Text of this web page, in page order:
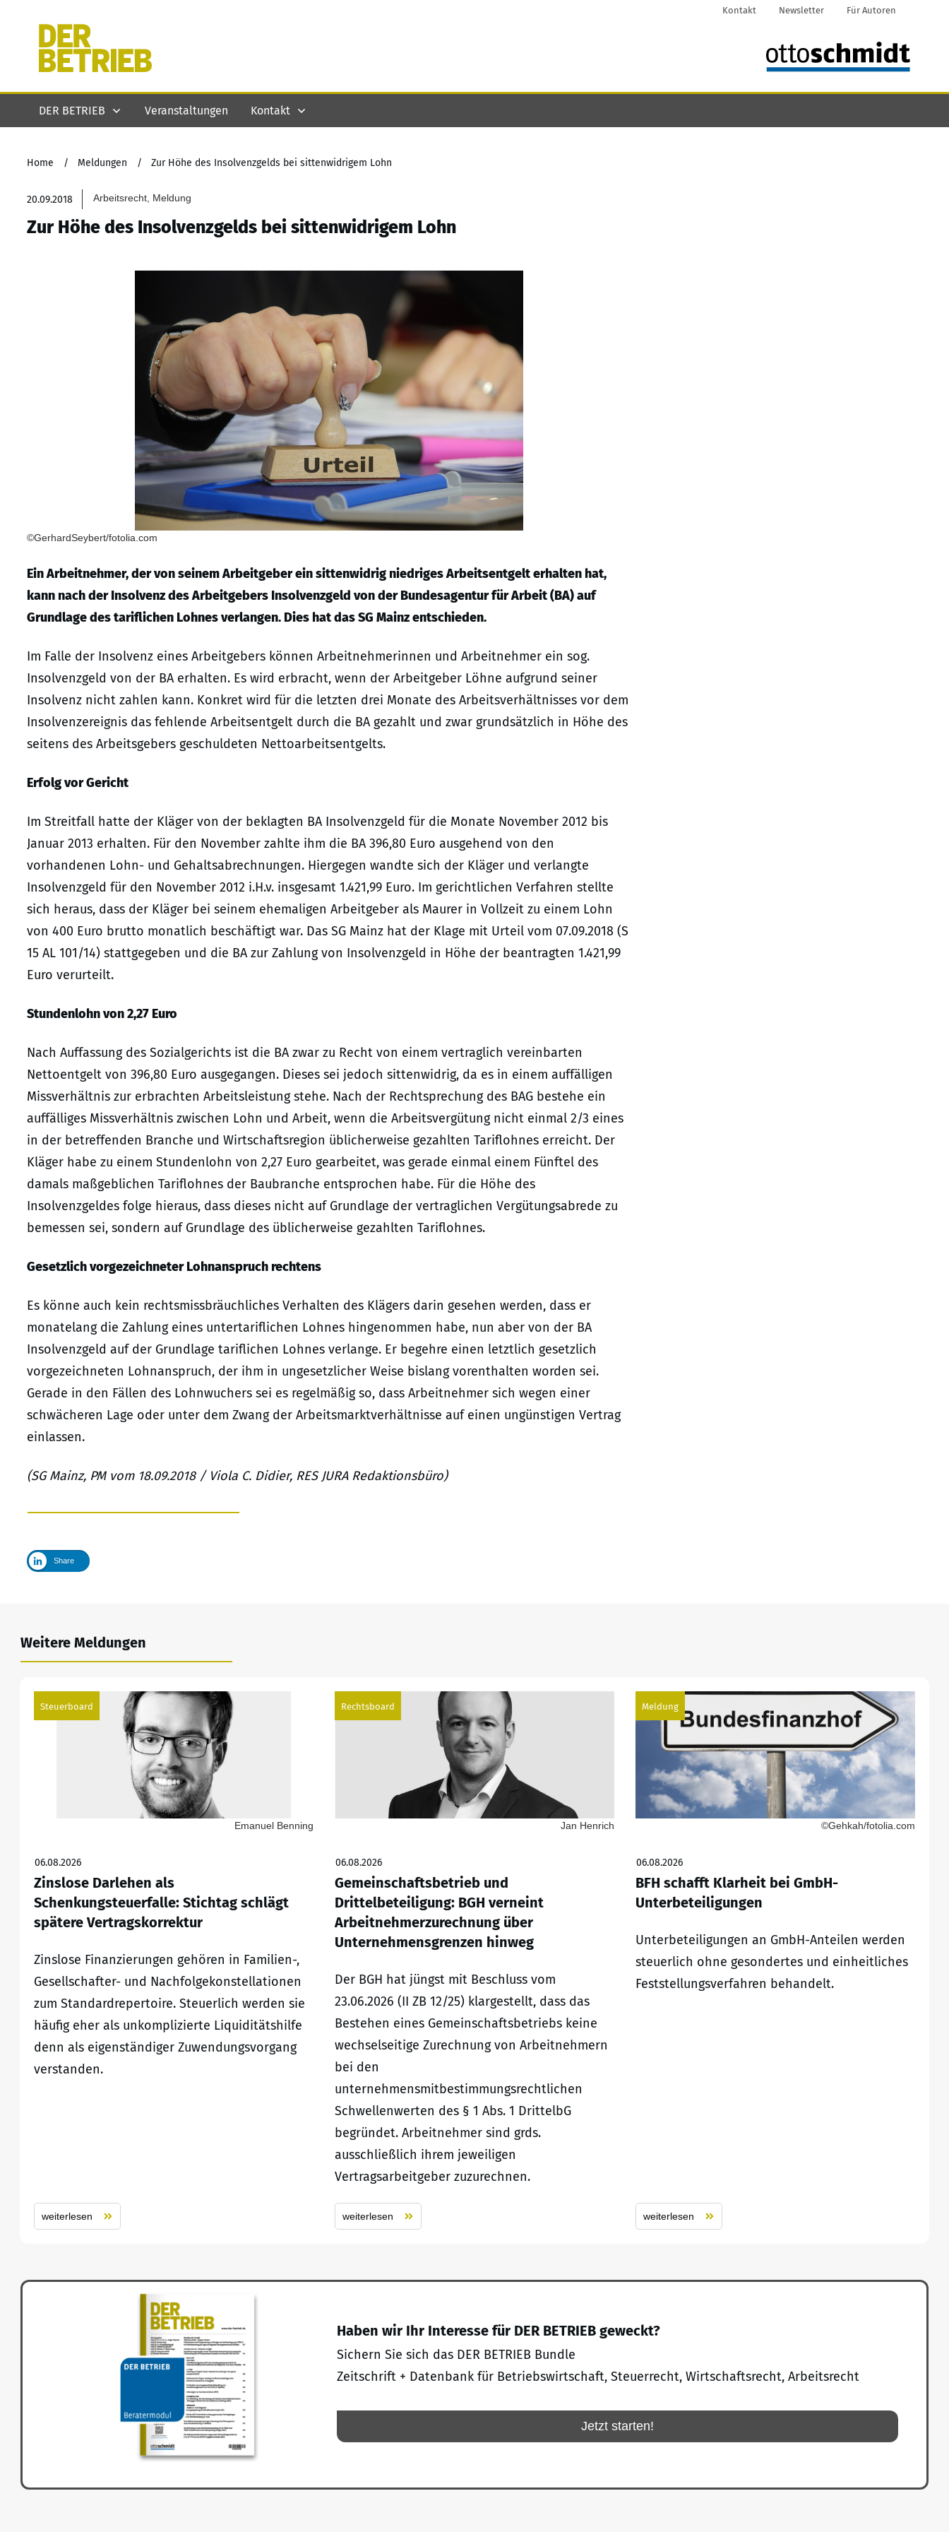
Kontakt Newsletter Für Autoren
DER BETRIEB Veranstaltungen Kontakt
Home / Meldungen / Zur Höhe des Insolvenzgelds bei sittenwidrigem Lohn
20.09.2018 Arbeitsrecht, Meldung
Zur Höhe des Insolvenzgelds bei sittenwidrigem Lohn
©GerhardSeybert/fotolia.com
Ein Arbeitnehmer, der von seinem Arbeitgeber ein sittenwidrig niedriges Arbeitsentgelt erhalten hat,
kann nach der Insolvenz des Arbeitgebers Insolvenzgeld von der Bundesagentur für Arbeit (BA) auf
Grundlage des tariflichen Lohnes verlangen. Dies hat das SG Mainz entschieden.
Im Falle der Insolvenz eines Arbeitgebers können Arbeitnehmerinnen und Arbeitnehmer ein sog.
Insolvenzgeld von der BA erhalten. Es wird erbracht, wenn der Arbeitgeber Löhne aufgrund seiner
Insolvenz nicht zahlen kann. Konkret wird für die letzten drei Monate des Arbeitsverhältnisses vor dem
Insolvenzereignis das fehlende Arbeitsentgelt durch die BA gezahlt und zwar grundsätzlich in Höhe des
seitens des Arbeitsgebers geschuldeten Nettoarbeitsentgelts.
Erfolg vor Gericht
Im Streitfall hatte der Kläger von der beklagten BA Insolvenzgeld für die Monate November 2012 bis
Januar 2013 erhalten. Für den November zahlte ihm die BA 396,80 Euro ausgehend von den
vorhandenen Lohn- und Gehaltsabrechnungen. Hiergegen wandte sich der Kläger und verlangte
Insolvenzgeld für den November 2012 i.H.v. insgesamt 1.421,99 Euro. Im gerichtlichen Verfahren stellte
sich heraus, dass der Kläger bei seinem ehemaligen Arbeitgeber als Maurer in Vollzeit zu einem Lohn
von 400 Euro brutto monatlich beschäftigt war. Das SG Mainz hat der Klage mit Urteil vom 07.09.2018 (S
15 AL 101/14) stattgegeben und die BA zur Zahlung von Insolvenzgeld in Höhe der beantragten 1.421,99
Euro verurteilt.
Stundenlohn von 2,27 Euro
Nach Auffassung des Sozialgerichts ist die BA zwar zu Recht von einem vertraglich vereinbarten
Nettoentgelt von 396,80 Euro ausgegangen. Dieses sei jedoch sittenwidrig, da es in einem auffälligen
Missverhältnis zur erbrachten Arbeitsleistung stehe. Nach der Rechtsprechung des BAG bestehe ein
auffälliges Missverhältnis zwischen Lohn und Arbeit, wenn die Arbeitsvergütung nicht einmal 2/3 eines
in der betreffenden Branche und Wirtschaftsregion üblicherweise gezahlten Tariflohnes erreicht. Der
Kläger habe zu einem Stundenlohn von 2,27 Euro gearbeitet, was gerade einmal einem Fünftel des
damals maßgeblichen Tariflohnes der Baubranche entsprochen habe. Für die Höhe des
Insolvenzgeldes folge hieraus, dass dieses nicht auf Grundlage der vertraglichen Vergütungsabrede zu
bemessen sei, sondern auf Grundlage des üblicherweise gezahlten Tariflohnes.
Gesetzlich vorgezeichneter Lohnanspruch rechtens
Es könne auch kein rechtsmissbräuchliches Verhalten des Klägers darin gesehen werden, dass er
monatelang die Zahlung eines untertariflichen Lohnes hingenommen habe, nun aber von der BA
Insolvenzgeld auf der Grundlage tariflichen Lohnes verlange. Er begehre einen letztlich gesetzlich
vorgezeichneten Lohnanspruch, der ihm in ungesetzlicher Weise bislang vorenthalten worden sei.
Gerade in den Fällen des Lohnwuchers sei es regelmäßig so, dass Arbeitnehmer sich wegen einer
schwächeren Lage oder unter dem Zwang der Arbeitsmarktverhältnisse auf einen ungünstigen Vertrag
einlassen.
(SG Mainz, PM vom 18.09.2018 / Viola C. Didier, RES JURA Redaktionsbüro)
Share
Weitere Meldungen
Steuerboard
Emanuel Benning
06.08.2026
Zinslose Darlehen als
Schenkungsteuerfalle: Stichtag schlägt
spätere Vertragskorrektur
Zinslose Finanzierungen gehören in Familien-,
Gesellschafter- und Nachfolgekonstellationen
zum Standardrepertoire. Steuerlich werden sie
häufig eher als unkomplizierte Liquiditätshilfe
denn als eigenständiger Zuwendungsvorgang
verstanden.
weiterlesen
Rechtsboard
Jan Henrich
06.08.2026
Gemeinschaftsbetrieb und
Drittelbeteiligung: BGH verneint
Arbeitnehmerzurechnung über
Unternehmensgrenzen hinweg
Der BGH hat jüngst mit Beschluss vom
23.06.2026 (II ZB 12/25) klargestellt, dass das
Bestehen eines Gemeinschaftsbetriebs keine
wechselseitige Zurechnung von Arbeitnehmern
bei den
unternehmensmitbestimmungsrechtlichen
Schwellenwerten des § 1 Abs. 1 DrittelbG
begründet. Arbeitnehmer sind grds.
ausschließlich ihrem jeweiligen
Vertragsarbeitgeber zuzurechnen.
weiterlesen
Meldung
©Gehkah/fotolia.com
06.08.2026
BFH schafft Klarheit bei GmbH-
Unterbeteiligungen
Unterbeteiligungen an GmbH-Anteilen werden
steuerlich ohne gesondertes und einheitliches
Feststellungsverfahren behandelt.
weiterlesen
Haben wir Ihr Interesse für DER BETRIEB geweckt?
Sichern Sie sich das DER BETRIEB Bundle
Zeitschrift + Datenbank für Betriebswirtschaft, Steuerrecht, Wirtschaftsrecht, Arbeitsrecht
Jetzt starten!